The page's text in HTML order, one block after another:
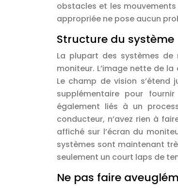
obstacles et les
appropriée ne pose aucun
Structure du système
La plupart des systèmes de
moniteur. L’image nette de
Le champ de vision s’étend
supplémentaire pour
également liés à un
conducteur, n’avez rien à
affiché sur l’écran du
systèmes sont maintenant
seulement un court laps de
Ne pas faire